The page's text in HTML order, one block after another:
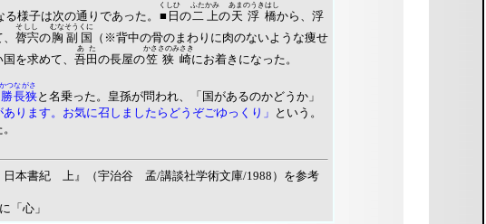
様子は次の通りであった。 ■日
くしひ
の二上
ふたかみ
の天浮橋
あまのうきはし
から、浮
膂宍
そしし
の胸副国
むなそうくに
（※背中の骨のまわりに肉のないような痩せ
を求めて、 吾田
あた
の長屋の笠狭崎
かささのみさき
にお着きになった。
つ
長狭
ながさ
と名乗った。皇孫が問われ、「国があるのかどうか」
あります。お気に召しましたらどうぞごゆっくり」 という。
本書紀 上』（宇治谷 孟/講談社学術文庫/1988）を参考
「心」